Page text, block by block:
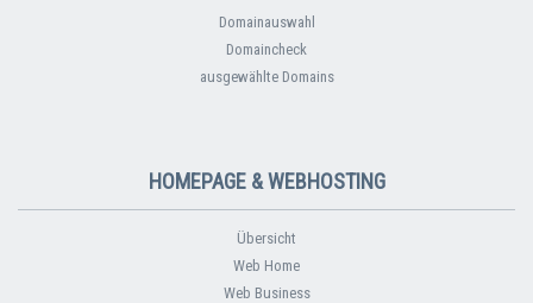
Domainauswahl
Domaincheck
ausgewählte Domains
HOMEPAGE & WEBHOSTING
Übersicht
Web Home
Web Business